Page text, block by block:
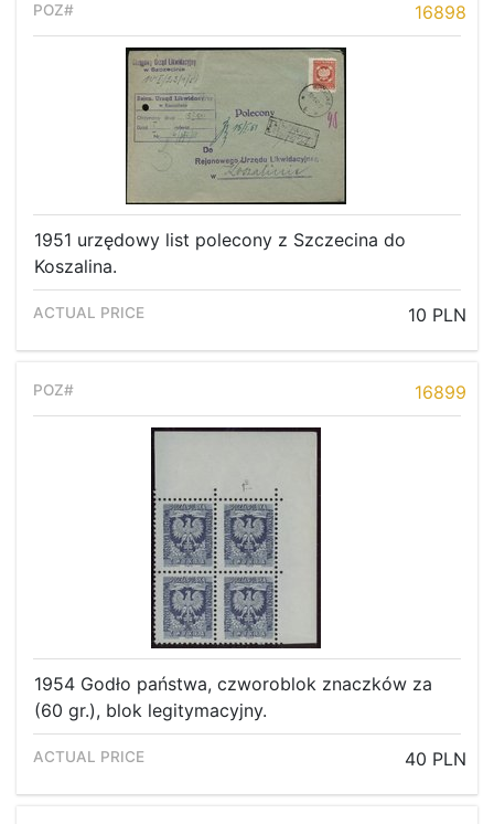
16898
1951 urzędowy list polecony z Szczecina do
Koszalina.
10 PLN
16899
1954 Godło państwa, czworoblok znaczków za
(60 gr.), blok legitymacyjny.
40 PLN